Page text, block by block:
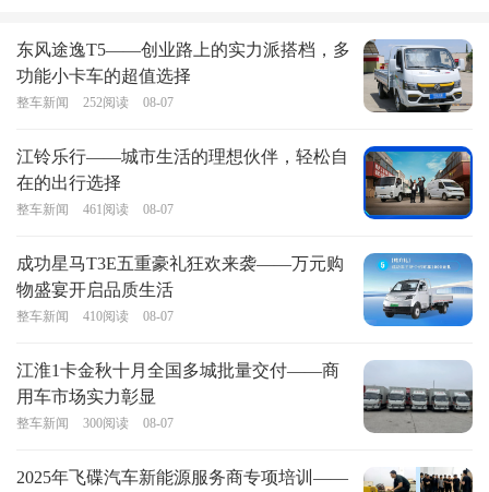
东风途逸T5——创业路上的实力派搭档，多
功能小卡车的超值选择
整车新闻 252阅读 08-07
江铃乐行——城市生活的理想伙伴，轻松自
在的出行选择
整车新闻 461阅读 08-07
成功星马T3E五重豪礼狂欢来袭——万元购
物盛宴开启品质生活
整车新闻 410阅读 08-07
江淮1卡金秋十月全国多城批量交付——商
用车市场实力彰显
整车新闻 300阅读 08-07
2025年飞碟汽车新能源服务商专项培训——